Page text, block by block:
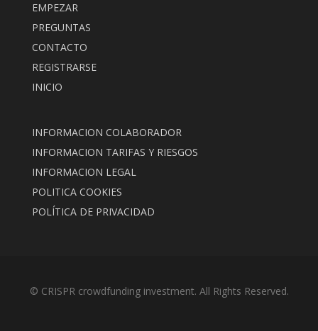
EMPEZAR
PREGUNTAS
CONTACTO
REGISTRARSE
INICIO
INFORMACION COLABORADOR
INFORMACION TARIFAS Y RIESGOS
INFORMACION LEGAL
POLITICA COOKIES
POLÍTICA DE PRIVACIDAD
© CRISPR crowdfunding investment. All Rights Reserved.